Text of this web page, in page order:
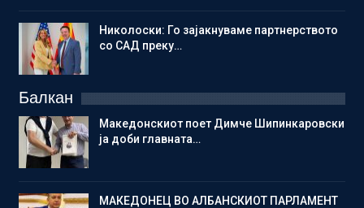
Николоски: Го зајакнуваме партнерството
со САД преку…
Балкан
Македонскиот поет Димче Шипинкаровски
ја доби главната…
МАКЕДОНЕЦ ВО АЛБАНСКИОТ ПАРЛАМЕНТ